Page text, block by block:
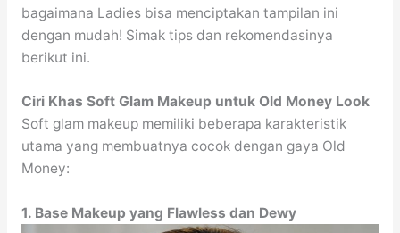
bagaimana Ladies bisa menciptakan tampilan ini
dengan mudah! Simak tips dan rekomendasinya
berikut ini.
Ciri Khas Soft Glam Makeup untuk Old Money Look
Soft glam makeup memiliki beberapa karakteristik
utama yang membuatnya cocok dengan gaya Old
Money:
1. Base Makeup yang Flawless dan Dewy